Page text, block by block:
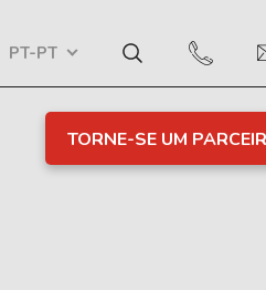
PT-PT
TORNE-SE UM